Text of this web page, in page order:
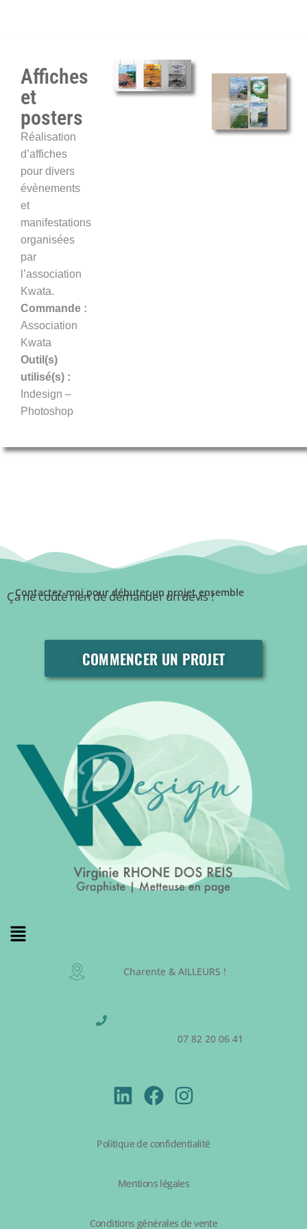
Affiches
et
posters
Réalisation
d’affiches
pour divers
évènements
et
manifestations
organisées
par
l’association
Kwata.
Commande :
Association
Kwata
Outil(s)
utilisé(s) :
Indesign –
Photoshop
Contactez-moi pour débuter un projet ensemble
Ça ne coûte rien de demander un devis !
COMMENCER UN PROJET
Charente & AILLEURS !
07 82 20 06 41
Politique de confidentialité
Mentions légales
Conditions générales de vente